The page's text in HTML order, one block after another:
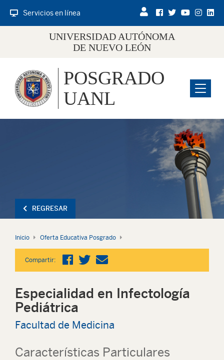
Servicios en línea
UNIVERSIDAD AUTÓNOMA
DE NUEVO LEÓN
Menu
POSGRADO
UANL
REGRESAR
Inicio Oferta Educativa Posgrado
Compartir:
Especialidad en Infectología
Pediátrica
Facultad de Medicina
Características Particulares